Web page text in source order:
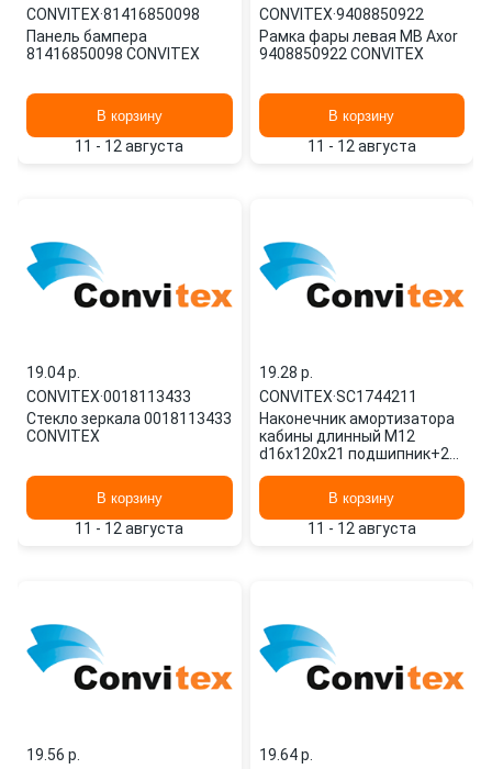
CONVITEX·81416850098
Панель бампера
81416850098 CONVITEX
В корзину
11 - 12 августа
CONVITEX·9408850922
Рамка фары левая MB Axor
9408850922 CONVITEX
В корзину
11 - 12 августа
19.04 p.
CONVITEX·0018113433
Стекло зеркала 0018113433
CONVITEX
В корзину
11 - 12 августа
19.28 p.
CONVITEX·SC1744211
Наконечник амортизатора
кабины длинный M12
d16x120x21 подшипник+2
SC1744211 CONVITEX
В корзину
11 - 12 августа
19.56 p.
19.64 p.